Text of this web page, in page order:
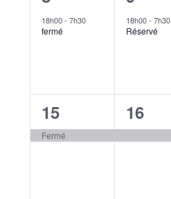
évènement,
18h00- 7h30
fermé
18h00-7h30
Réservé
1
évènement,
15
Fermé
1
16